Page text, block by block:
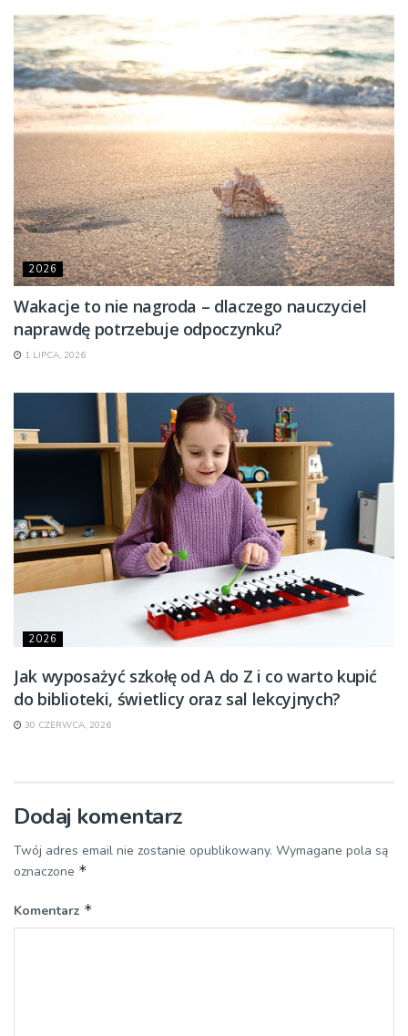
2026
Wakacje to nie nagroda – dlaczego nauczyciel
naprawdę potrzebuje odpoczynku?
1 LIPCA, 2026
2026
Jak wyposażyć szkołę od A do Z i co warto kupić
do biblioteki, świetlicy oraz sal lekcyjnych?
30 CZERWCA, 2026
Dodaj komentarz
Twój adres email nie zostanie opublikowany. Wymagane pola są
oznaczone *
Komentarz *